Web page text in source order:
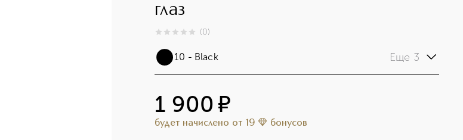
глаз
0из 0 (0)
10 - Black Еще 3
1 900 ¤
будет начислено от 19 бонусов